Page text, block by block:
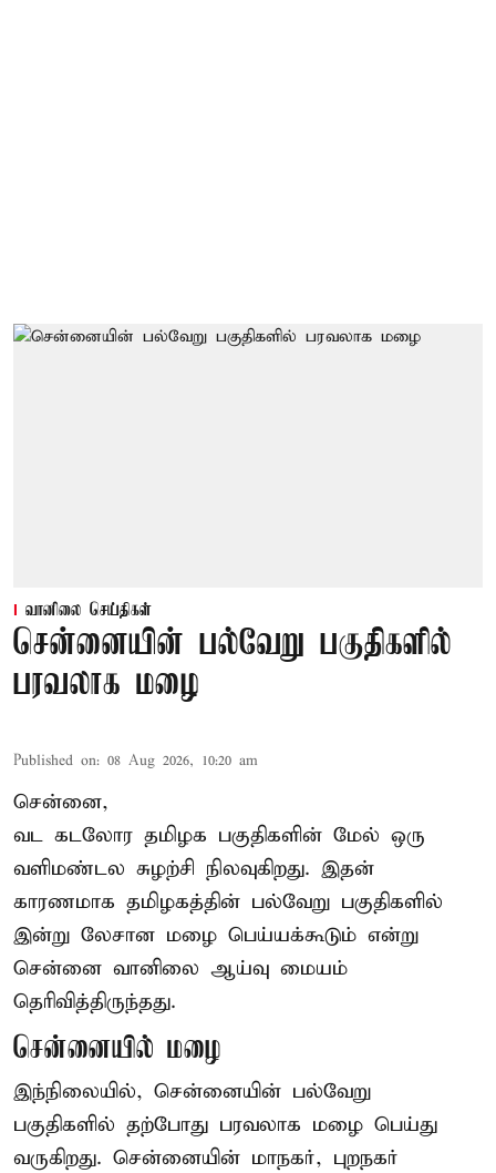
வானிலை செய்திகள்
சென்னையின் பல்வேறு பகுதிகளில்
பரவலாக மழை
Published on: 08 Aug 2026, 10:20 am
சென்னை,
வட கடலோர தமிழக பகுதிகளின் மேல் ஒரு
வளிமண்டல சுழற்சி நிலவுகிறது. இதன்
காரணமாக தமிழகத்தின் பல்வேறு பகுதிகளில்
இன்று லேசான மழை பெய்யக்கூடும் என்று
சென்னை வானிலை ஆய்வு மையம்
தெரிவித்திருந்தது.
சென்னையில் மழை
இந்நிலையில், சென்னையின் பல்வேறு
பகுதிகளில் தற்போது பரவலாக மழை பெய்து
வருகிறது. சென்னையின் மாநகர், புறநகர்